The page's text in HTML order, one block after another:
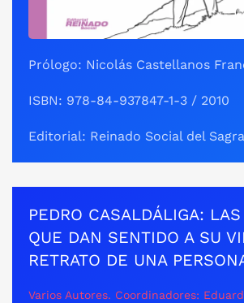
Prólogo: Nicolás Castellanos
ISBN: 978-84-937847-1-3 / 2010
Editorial: Reinado Social del
PEDRO CASALDÁLIGA:
QUE DAN SENTIDO A SU
RETRATO DE UNA
Varios Autores. Coordinadores: